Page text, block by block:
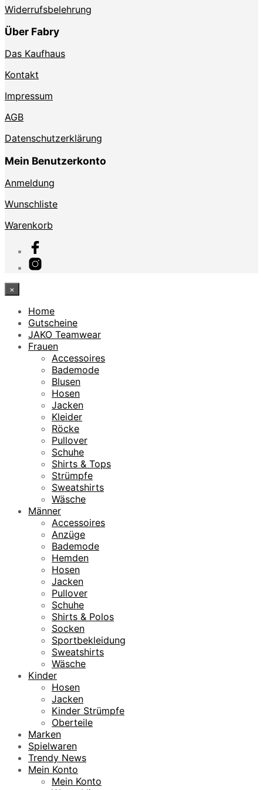
Widerrufsbelehrung
Über Fabry
Das Kaufhaus
Kontakt
Impressum
AGB
Datenschutzerklärung
Mein Benutzerkonto
Anmeldung
Wunschliste
Warenkorb
×
Home
Gutscheine
JAKO Teamwear
Frauen
Accessoires
Bademode
Blusen
Hosen
Jacken
Kleider
Röcke
Pullover
Schuhe
Shirts & Tops
Strümpfe
Sweatshirts
Wäsche
Männer
Accessoires
Anzüge
Bademode
Hemden
Hosen
Jacken
Pullover
Schuhe
Shirts & Polos
Socken
Sportbekleidung
Sweatshirts
Wäsche
Kinder
Hosen
Jacken
Kinder Strümpfe
Oberteile
Marken
Spielwaren
Trendy News
Mein Konto
Mein Konto